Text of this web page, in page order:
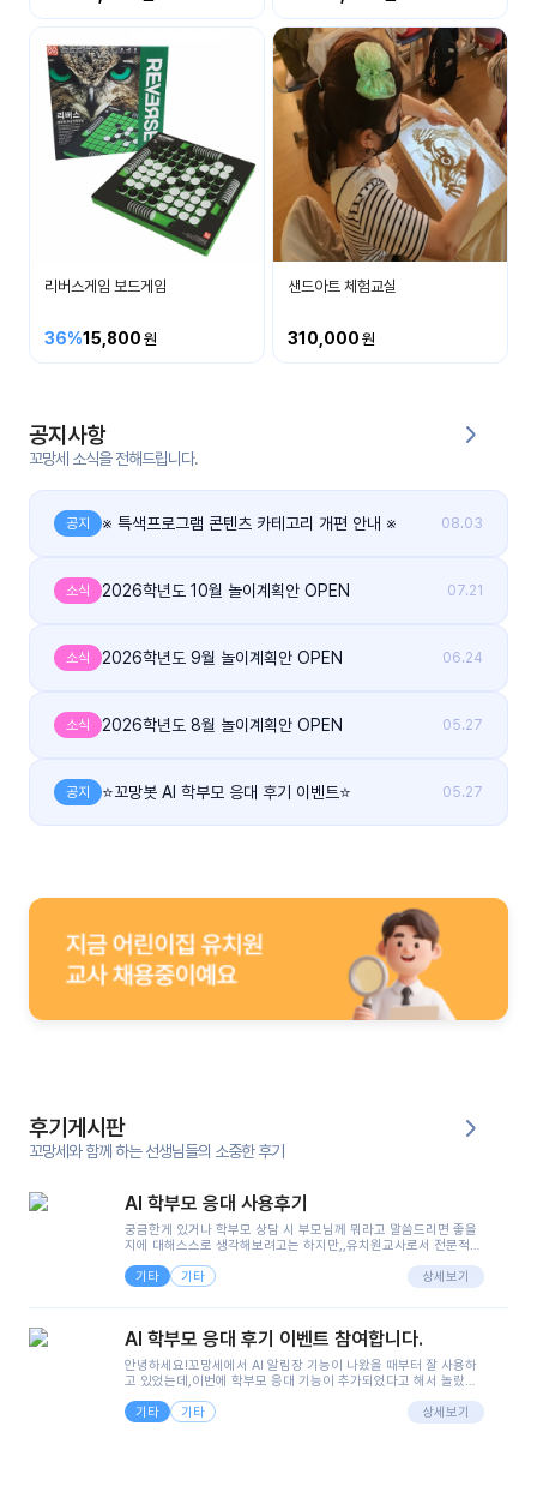
이벤
트
들의
후기
게시
그
리버스게임 보드게임
36%15,800
샌드아트 체험교실
310,000
공지사항
꼬망세 소식을 전해드립니다.
공지 ※ 특색프로그램 콘텐츠 카테고리 개편 안내 ※ 08.03
소식 2026학년도 10월 놀이계획안 OPEN 07.21
소식 2026학년도 9월 놀이계획안 OPEN 06.24
소식 2026학년도 8월 놀이계획안 OPEN 05.27
공지 ⭐꼬망봇 AI 학부모 응대 후기 이벤트⭐ 05.27
후기게시판
꼬망세와 함께 하는 선생님들의 소중한 후기
AI 학부모 응대 사용후기
궁금한게 있거나 학부모 상담 시 부모님께 뭐라고 말씀드리면 좋을
지에 대해스스로 생각해보려고는 하지만,,유치원교사로서 전문적인
려니 어려울때가...^^(저만 그런거 아니죠 ㅜㅜ)꼬망봇의 장점은 지
피티나 제미나이는 몇세이고 여자인지 남자인지 등그래도 좀 기본
정보를 제공하면서 물어봐야할 때가 있어그때마다 정보를 입력하는
으셔서 고민이 됐는데ai 학부모 응대를 써볼 수 있어서 좋았어요!앞
면..)그리고 제가 신입 때 이게 있었더라면 ㅜㅜㅜㅜ?응대 팁이 정말
좋은거 같아요지금은 그래도 아이들이 잘 이해 되지만초임 때는 정
말 어려워서 항상다른 선생님들께 도움을 요청했었거든요..ㅠ*일지
쓸 때도 좀 도움이 되는 거 같아요!
기타 기타 상세보기
AI 학부모 응대 후기 이벤트 참여합니다.
안녕하세요!꼬망세에서 AI 알림장 기능이 나왔을 때부터 잘 사용하
고 있었는데,이번에 학부모 응대 기능이 추가되었다고 해서 놀랐습
님 응대에 더 많은 부담을 느끼고 있습니다 ㅠㅠ이번에 제가 원에서
겪은 일과 학부모님께 전달드렸던 내용을 함께 보시고,저와 비슷한
기타 기타 상세보기